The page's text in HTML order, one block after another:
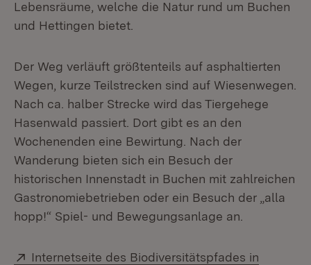
Lebensräume, welche die Natur rund um Buchen
und Hettingen bietet.
Der Weg verläuft größtenteils auf asphaltierten
Wegen, kurze Teilstrecken sind auf Wiesenwegen.
Nach ca. halber Strecke wird das Tiergehege
Hasenwald passiert. Dort gibt es an den
Wochenenden eine Bewirtung. Nach der
Wanderung bieten sich ein Besuch der
historischen Innenstadt in Buchen mit zahlreichen
Gastronomiebetrieben oder ein Besuch der „alla
hopp!“ Spiel- und Bewegungsanlage an.
Extern:
Internetseite des Biodiversitätspfades in